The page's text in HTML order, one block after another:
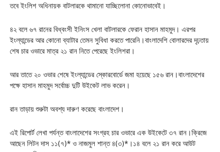
তবে ইংলিশ অধিনায়ক বাটলারকে থামানো যাচ্ছিলোনা কোনোভাবেই।
৪২ বলে ৬৭ রানের বিধ্বংসী ইনিংস খেলা বাটলারকে ফেরান হাসান মাহমুদ। এরপর
ইংল্যান্ডের আর কোনো ব্যাটার তেমন সুবিধা করতে পারেনি।বাংলাদেশি বোলারদের দৃঢ়তায়
শেষ চার ওভারে মাত্র ২১ রান নিতে পেরেছে ইংলিশরা।
আর তাতে ২০ ওভার শেষে ইংল্যান্ডের স্কোরবোর্ডে জমা হয়েছে ১৫৬ রান।বাংলাদেশের
পক্ষে হাসান মাহমুদ সর্বোচ্চ দুটি উইকেট লাভ করেন।
রান তাড়ায় শুরুটা অবশ্য দারুণ করেছে বাংলাদেশ।
এই রিপোর্ট লেখা পর্যন্ত বাংলাদেশের সংগ্রহ চার ওভারে এক উইকেটে ৩৭ রান।ক্রিজে
আছেন লিটন দাস ১১(৭)* ও নাজমুল শান্ত ৪(৩)*।১৪ বলে ২১ রান করে আউট